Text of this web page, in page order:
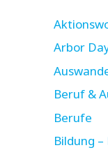
Arbor
Beruf &
Berufe
Bildung